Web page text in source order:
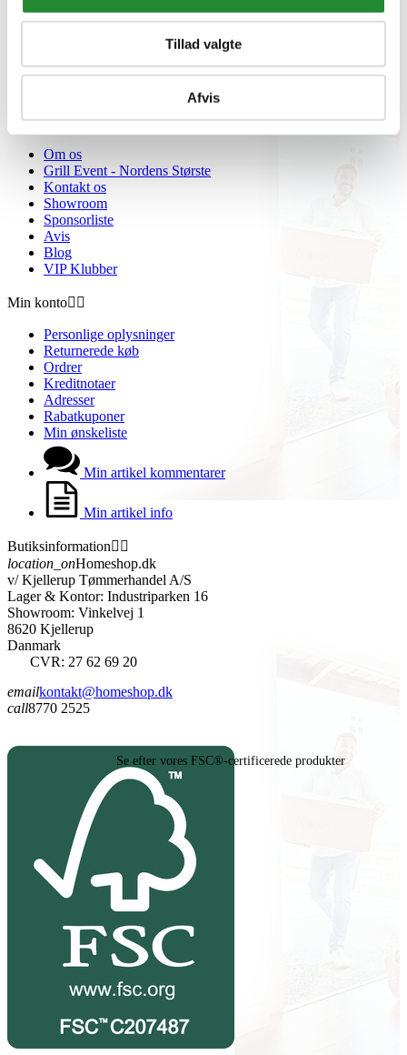
Tillad valgte
Afvis
Cookie- og privatlivspolitik
Gavekort
Om Homeshop.dk
Om os
Grill Event - Nordens Største
Kontakt os
Showroom
Sponsorliste
Avis
Blog
VIP Klubber
Min konto 
Personlige oplysninger
Returnerede køb
Ordrer
Kreditnotaer
Adresser
Rabatkuponer
Min ønskeliste
Min artikel kommentarer
Min artikel info
Butiksinformation 
location_onHomeshop.dk
v/ Kjellerup Tømmerhandel A/S
Lager & Kontor: Industriparken 16
Showroom: Vinkelvej 1
8620 Kjellerup
Danmark
CVR: 27 62 69 20
emailkontakt@homeshop.dk
call8770 2525
Se efter vores FSC®-certificerede produkter